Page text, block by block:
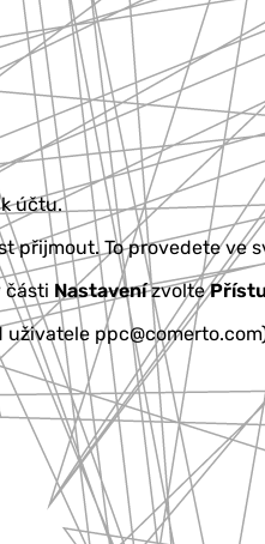
účtu.
přijmout. To provedete ve
části Nastavenízvolte
uživatele